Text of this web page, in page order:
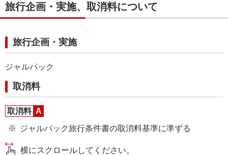
旅行企画・実施、取消料について
旅行企画・実施
ジャルパック
取消料
取消料 A
ジャルパック旅行条件書の取消料基準に準ずる
横にスクロールしてください。